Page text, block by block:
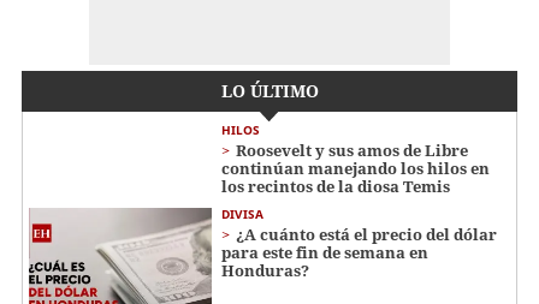
LO ÚLTIMO
HILOS
Roosevelt y sus amos de Libre
continúan manejando los hilos en
los recintos de la diosa Temis
DIVISA
¿A cuánto está el precio del dólar
para este fin de semana en
Honduras?